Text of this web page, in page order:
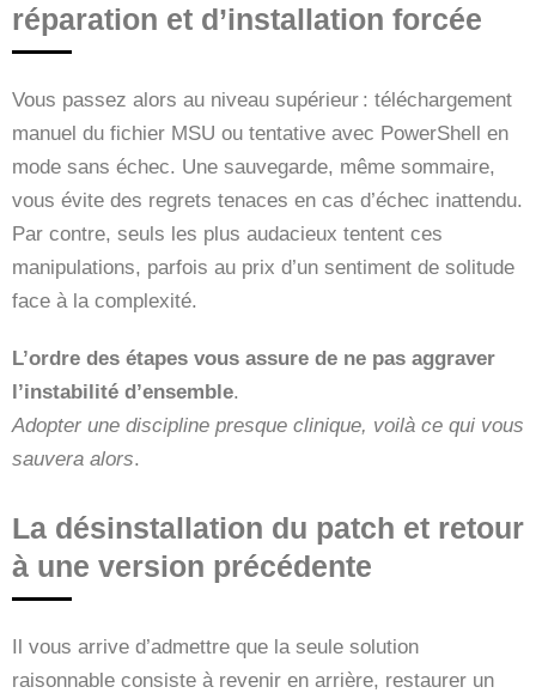
réparation et d’installation forcée
Vous passez alors au niveau supérieur : téléchargement
manuel du fichier MSU ou tentative avec PowerShell en
mode sans échec. Une sauvegarde, même sommaire,
vous évite des regrets tenaces en cas d’échec inattendu.
Par contre, seuls les plus audacieux tentent ces
manipulations, parfois au prix d’un sentiment de solitude
face à la complexité.
L’ordre des étapes vous assure de ne pas aggraver
l’instabilité d’ensemble.
Adopter une discipline presque clinique, voilà ce qui vous
sauvera alors.
La désinstallation du patch et retour
à une version précédente
Il vous arrive d’admettre que la seule solution
raisonnable consiste à revenir en arrière, restaurer un